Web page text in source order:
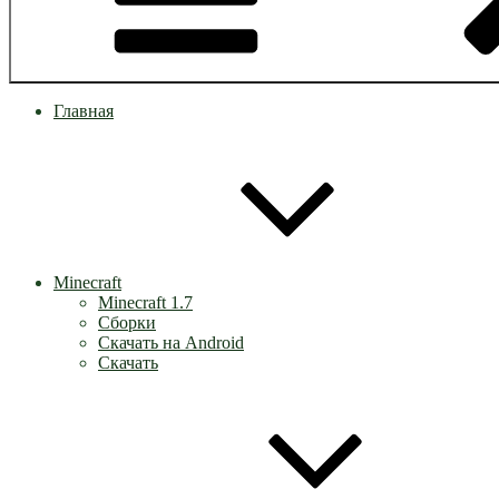
Главная
Minecraft
Minecraft 1.7
Сборки
Скачать на Android
Скачать